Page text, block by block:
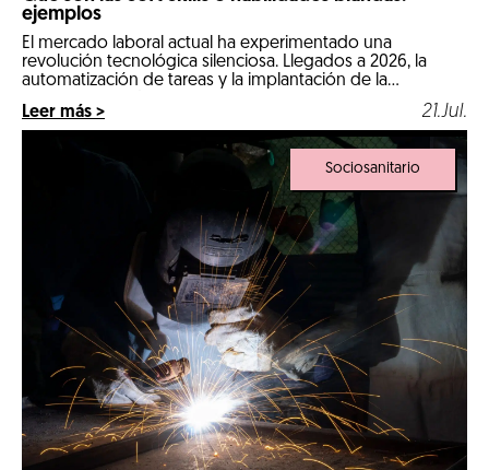
ejemplos
El mercado laboral actual ha experimentado una
revolución tecnológica silenciosa. Llegados a 2026, la
automatización de tareas y la implantación de la
inteligencia artificial en los procesos diarios han cambiado
por completo las reglas de la contratación. Las
comeptencias técnicas e informáticas ya no son el único
factor determinante para conseguir un empleo estable.
Leer más > 21.Jul.
Sociosanitario